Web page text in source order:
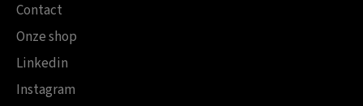
Contact
Onze shop
Linkedin
Instagram